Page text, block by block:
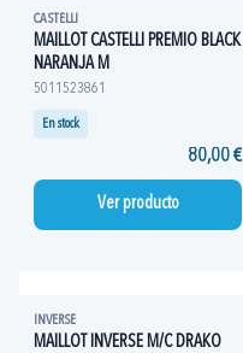
CASTELLI
MAILLOT CASTELLI PREMIO BLACK
NARANJA M
5011523861
En stock
80,00 €
Ver producto
INVERSE
MAILLOT INVERSE M/C DRAKO